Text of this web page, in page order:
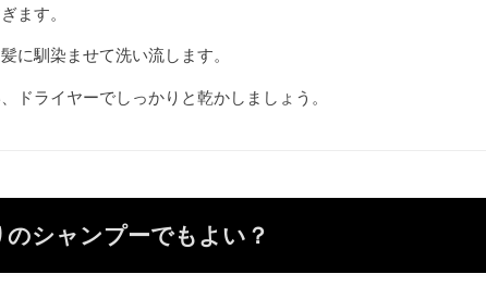
ます。
に馴染ませて洗い流します。
ドライヤーでしっかりと乾かしましょう。
のシャンプーでもよい？